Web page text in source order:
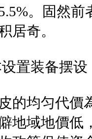
。固然
居奇。
置装备摆设
的均匀代價
地域地價低